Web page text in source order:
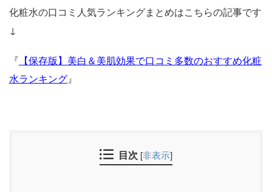
化粧水の口コミ人気ランキングまとめはこちらの記事です
↓
『 【保存版】美白＆美肌効果で口コミ多数のおすすめ化粧
水ランキング』
目次 [非表示]